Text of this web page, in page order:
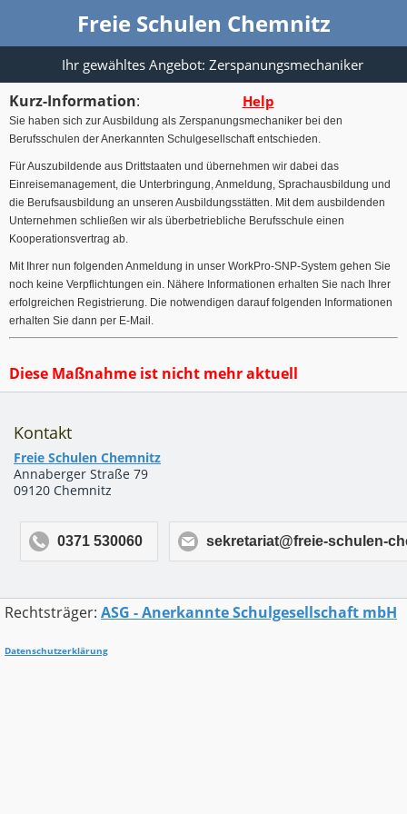
Freie Schulen Chemnitz
Ihr gewähltes Angebot: Zerspanungsmechaniker
Help
Kurz-Information:
Sie haben sich zur Ausbildung als Zerspanungsmechaniker bei den
Berufsschulen der Anerkannten Schulgesellschaft entschieden.
Für Auszubildende aus Drittstaaten und übernehmen wir dabei das
Einreisemanagement, die Unterbringung, Anmeldung, Sprachausbildung und
die Berufsausbildung an unseren Ausbildungsstätten. Mit dem ausbildenden
Unternehmen schließen wir als überbetriebliche Berufsschule einen
Kooperationsvertrag ab.
Mit Ihrer nun folgenden Anmeldung in unser WorkPro-SNP-System gehen Sie
noch keine Verpflichtungen ein. Nähere Informationen erhalten Sie nach Ihrer
erfolgreichen Registrierung. Die notwendigen darauf folgenden Informationen
erhalten Sie dann per E-Mail.
Diese Maßnahme ist nicht mehr aktuell
Kontakt
Freie Schulen Chemnitz
Annaberger Straße 79
09120 Chemnitz
0371 530060 sekretariat@freie-schulen-
Rechtsträger: ASG - Anerkannte Schulgesellschaft mbH
Datenschutzerklärung